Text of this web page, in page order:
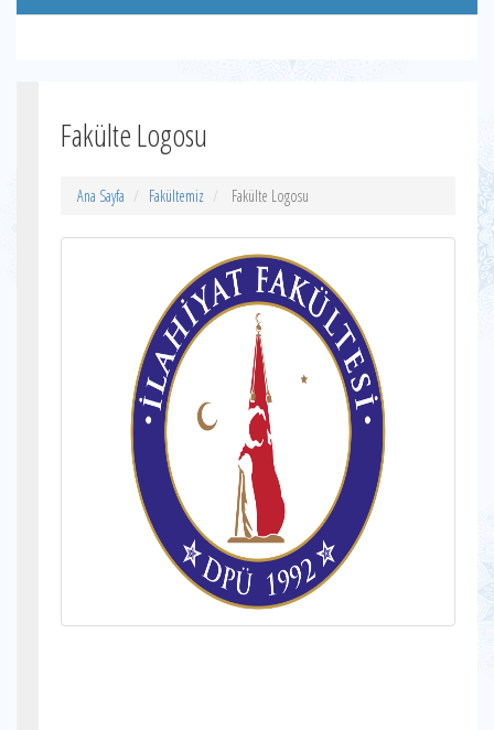
Fakülte Logosu
Ana Sayfa Fakültemiz Fakülte Logosu